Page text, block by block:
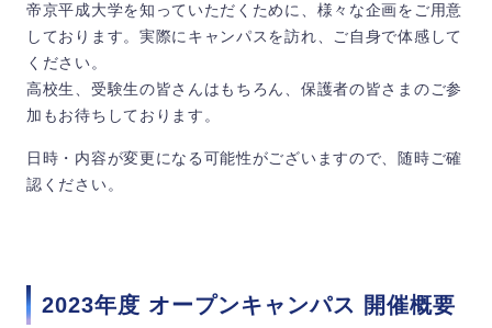
帝京平成大学を知っていただくために、様々な企画をご用意
しております。実際にキャンパスを訪れ、ご自身で体感して
ください。
高校生、受験生の皆さんはもちろん、保護者の皆さまのご参
加もお待ちしております。
日時・内容が変更になる可能性がございますので、随時ご確
認ください。
2023年度 オープンキャンパス 開催概要